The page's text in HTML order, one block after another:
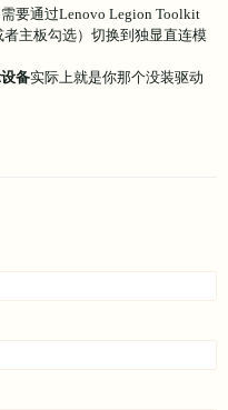
要通过Lenovo Legion Toolkit
主板勾选）切换到独显直连模
备实际上就是你那个没装驱动